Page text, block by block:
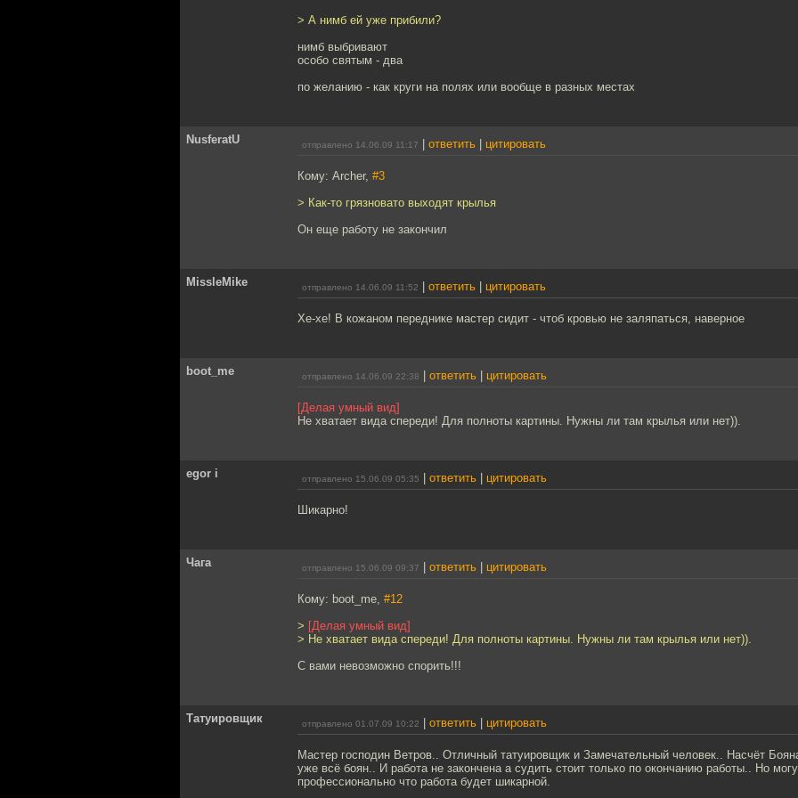
> А нимб ей уже прибили?
нимб выбривают
особо святым - два
по желанию - как круги на полях или вообще в разных местах
NusferatU отправлено 14.06.09 11:17 ответить цитировать
Кому: Archer, #3
> Как-то грязновато выходят крылья
Он еще работу не закончил
MissleMike отправлено 14.06.09 11:52 ответить цитировать
Хе-хе! В кожаном переднике мастер сидит - чтоб кровью не заляпаться, наверное
boot_me отправлено 14.06.09 22:38 ответить цитировать
[Делая умный вид]
Не хватает вида спереди! Для полноты картины. Нужны ли там крылья или нет)).
egor i отправлено 15.06.09 05:35 ответить цитировать
Шикарно!
Чага отправлено 15.06.09 09:37 ответить цитировать
Кому: boot_me, #12
> [Делая умный вид]
> Не хватает вида спереди! Для полноты картины. Нужны ли там крылья или нет)).
С вами невозможно спорить!!!
Татуировщик отправлено 01.07.09 10:22 ответить цитировать
Мастер господин Ветров.. Отличный татуировщик и Замечательный человек.. Насчёт
уже всё боян.. И работа не закончена а судить стоит только по окончанию работы.. Но могу
профессионально что работа будет шикарной.